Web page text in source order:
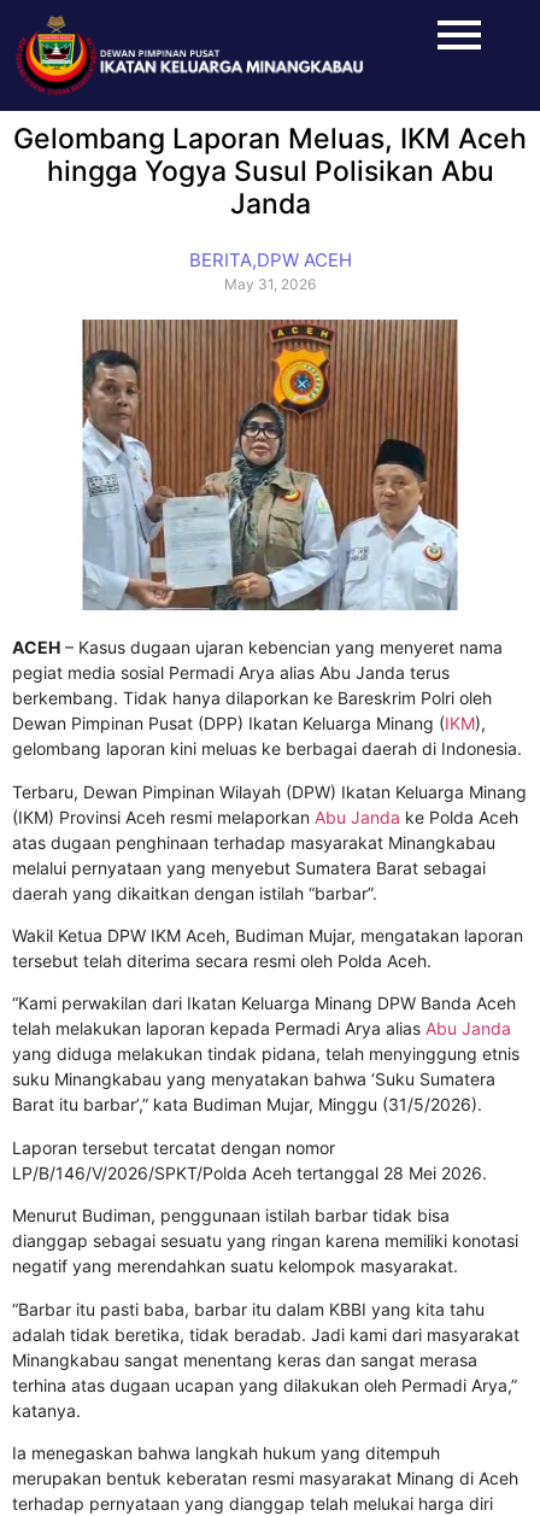
Gelombang Laporan Meluas, IKM Aceh
hingga Yogya Susul Polisikan Abu
Janda
BERITA,DPW ACEH
May 31, 2026
ACEH – Kasus dugaan ujaran kebencian yang menyeret nama
pegiat media sosial Permadi Arya alias Abu Janda terus
berkembang. Tidak hanya dilaporkan ke Bareskrim Polri oleh
Dewan Pimpinan Pusat (DPP) Ikatan Keluarga Minang (IKM),
gelombang laporan kini meluas ke berbagai daerah di Indonesia.
Terbaru, Dewan Pimpinan Wilayah (DPW) Ikatan Keluarga Minang
(IKM) Provinsi Aceh resmi melaporkan Abu Janda ke Polda Aceh
atas dugaan penghinaan terhadap masyarakat Minangkabau
melalui pernyataan yang menyebut Sumatera Barat sebagai
daerah yang dikaitkan dengan istilah “barbar”.
Wakil Ketua DPW IKM Aceh, Budiman Mujar, mengatakan laporan
tersebut telah diterima secara resmi oleh Polda Aceh.
“Kami perwakilan dari Ikatan Keluarga Minang DPW Banda Aceh
telah melakukan laporan kepada Permadi Arya alias Abu Janda
yang diduga melakukan tindak pidana, telah menyinggung etnis
suku Minangkabau yang menyatakan bahwa ‘Suku Sumatera
Barat itu barbar’,” kata Budiman Mujar, Minggu (31/5/2026).
Laporan tersebut tercatat dengan nomor
LP/B/146/V/2026/SPKT/Polda Aceh tertanggal 28 Mei 2026.
Menurut Budiman, penggunaan istilah barbar tidak bisa
dianggap sebagai sesuatu yang ringan karena memiliki konotasi
negatif yang merendahkan suatu kelompok masyarakat.
“Barbar itu pasti baba, barbar itu dalam KBBI yang kita tahu
adalah tidak beretika, tidak beradab. Jadi kami dari masyarakat
Minangkabau sangat menentang keras dan sangat merasa
terhina atas dugaan ucapan yang dilakukan oleh Permadi Arya,”
katanya.
Ia menegaskan bahwa langkah hukum yang ditempuh
merupakan bentuk keberatan resmi masyarakat Minang di Aceh
terhadap pernyataan yang dianggap telah melukai harga diri